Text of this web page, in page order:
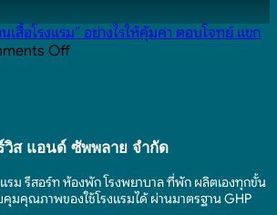
กับ
และ
ยัง
ไง
ฟาง
ทำ
เป็น
สินค้า
อะไร
นเสื้อโรงแรม” อย่างไรให้คุ้มค่า ตอบโจทย์ แขก
Offon
เสื้อ
โรงแรม”
อย่างไร
ให้
วิส แอนด์ ซัพพลาย จํากัด
แรม รีสอร์ท ห้องพัก โรงพยาบาล ที่พัก ผลิตเองทุกขั้น
คุมคุณภาพของใช้โรงแรมได้ ผ่านมาตรฐาน GHP